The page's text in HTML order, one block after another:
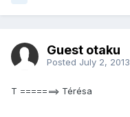
Guest otaku
Posted July 2, 2013
T =======> Térésa